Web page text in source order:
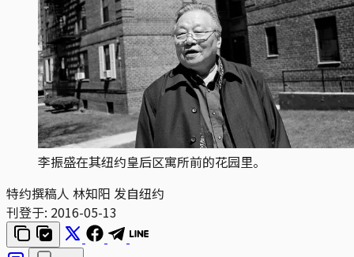
李振盛在其纽约皇后区寓所前的花园里。
特约撰稿人 林知阳 发自纽约
刊登于: 2016-05-13